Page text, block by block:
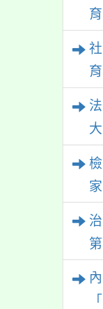
浮高中113學
市立羅浮高級
校單獨招生(
學生)及特色